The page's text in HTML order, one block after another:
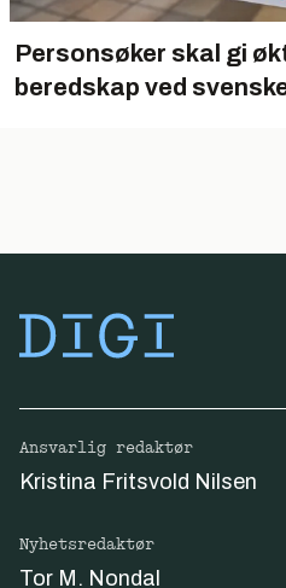
Personsøker skal gi
beredskap ved
Ansvarlig redaktør
Kristina Fritsvold Nilsen
Nyhetsredaktør
Tor M. Nondal